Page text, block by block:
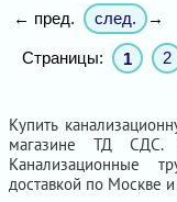
← пред. след. →
Страницы: 1 2
Купить
магазине ТД СДС.
Канализационные
доставкой по Москве